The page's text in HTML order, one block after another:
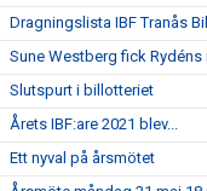
Dragningslista IBF Tranås
Sune Westberg fick
Slutspurt i billotteriet
Årets IBF:are 2021 blev...
Ett nyval på årsmötet